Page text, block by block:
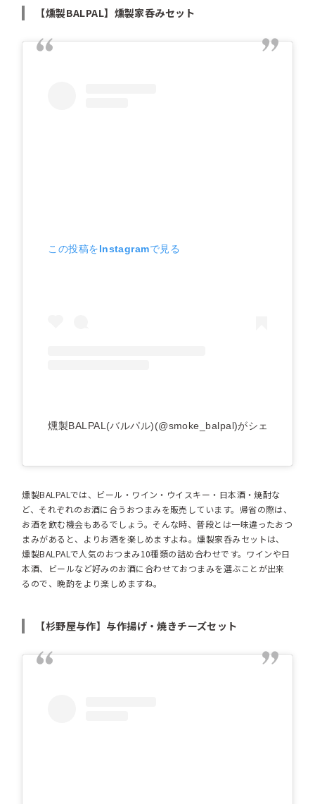
【燻製BALPAL】燻製家呑みセット
この投稿をInstagramで見る
燻製BALPAL(バルパル)(@smoke_balpal)がシェアした投
燻製BALPALでは、ビール・ワイン・ウイスキー・日本酒・焼酎な
ど、それぞれのお酒に合うおつまみを販売しています。帰省の際は、
お酒を飲む機会もあるでしょう。そんな時、普段とは一味違ったおつ
まみがあると、よりお酒を楽しめますよね。燻製家呑みセットは、
燻製BALPALで人気のおつまみ10種類の詰め合わせです。ワインや日
本酒、ビールなど好みのお酒に合わせておつまみを選ぶことが出来
るので、晩酌をより楽しめますね。
【杉野屋与作】与作揚げ・焼きチーズセット